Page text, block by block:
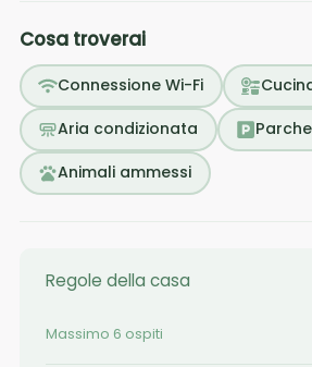
Cosa troverai
Connessione Wi-Fi
Aria condizionata
Animali ammessi
Regole della casa
Massimo 6 ospiti